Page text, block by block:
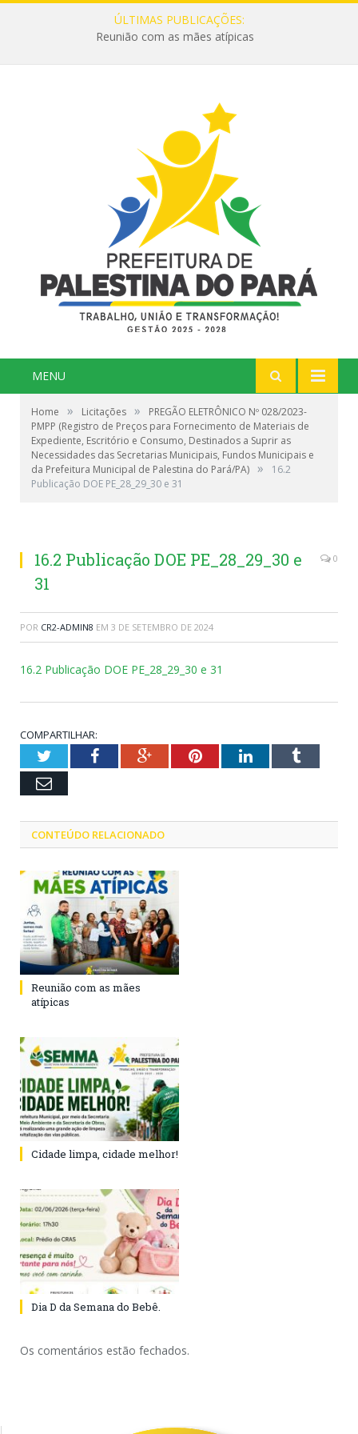
ÚLTIMAS PUBLICAÇÕES:
Reunião com as mães atípicas
MENU
Home » Licitações »
PREGÃO ELETRÔNICO Nº 028/2023-
PMPP (Registro de Preços para Fornecimento de Materiais de
Expediente, Escritório e Consumo, Destinados a Suprir as
Necessidades das Secretarias Municipais, Fundos Municipais e
da Prefeitura Municipal de Palestina do Pará/PA) »
16.2
Publicação DOE PE_28_29_30 e 31
16.2 Publicação DOE PE_28_29_30 e
31
0
POR CR2-ADMIN8 EM 3 DE SETEMBRO DE 2024
16.2 Publicação DOE PE_28_29_30 e 31
COMPARTILHAR:
TwitterFacebookGoogle+PinterestLinkedInTumblr
Email
CONTEÚDO RELACIONADO
Reunião com as mães
atípicas
Cidade limpa, cidade melhor!
Dia D da Semana do Bebê.
Os comentários estão fechados.